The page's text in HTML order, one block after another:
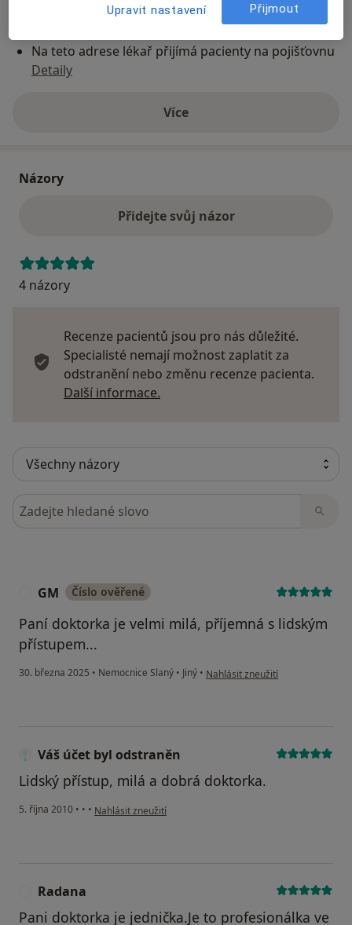
Způsoby platby (soukromé návštěvy)
Na teto adrese lékař přijímá pacienty na pojišťovnu
Detaily
Víceo adrese
Názory
Přidejte svůj názor
4 názory
Recenze pacientů jsou pro nás důležité.
Specialisté nemají možnost zaplatit za
odstranění nebo změnu recenze pacienta.
Další informace.
Hledejte v názorech
GM Číslo ověřené
Paní doktorka je velmi milá, příjemná s lidským
přístupem...
30. března 2025 • Nemocnice Slaný • Jiný • podle názoru uživatele GM
Nahlásit zneužití
Váš účet byl odstraněn
Lidský přístup, milá a dobrá doktorka.
5. října 2010 • • • podle názoru uživatele Váš účet byl odstraněn
Nahlásit zneužití
Radana
Pani doktorka je jednička.Je to profesionálka ve
Upravit nastavení Přijmout